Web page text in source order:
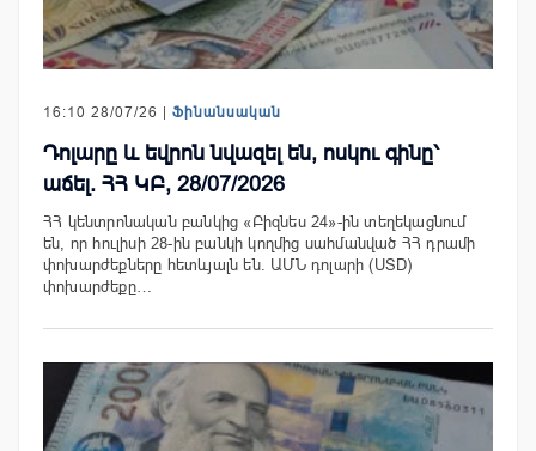
16:10 28/07/26 | Ֆինանսական
Դոլարը և եվրոն նվազել են, ոսկու գինը՝
աճել. ՀՀ ԿԲ, 28/07/2026
ՀՀ կենտրոնական բանկից «Բիզնես 24»-ին տեղեկացնում
են, որ հուլիսի 28-ին բանկի կողմից սահմանված ՀՀ դրամի
փոխարժեքները հետևյալն են. ԱՄՆ դոլարի (USD)
փոխարժեքը…